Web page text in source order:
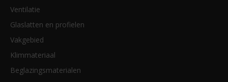
Ventilatie
Glaslatten en profielen
Vakgebied
Klimmateriaal
Beglazingsmaterialen